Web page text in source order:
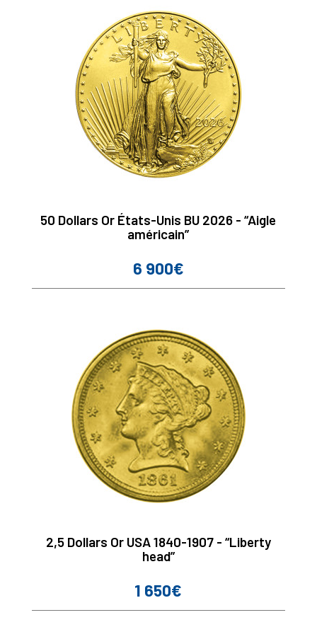
50 Dollars Or États-Unis BU 2026 - “Aigle
américain”
Prix
6 900€
2,5 Dollars Or USA 1840-1907 - “Liberty
head”
Prix
1 650€